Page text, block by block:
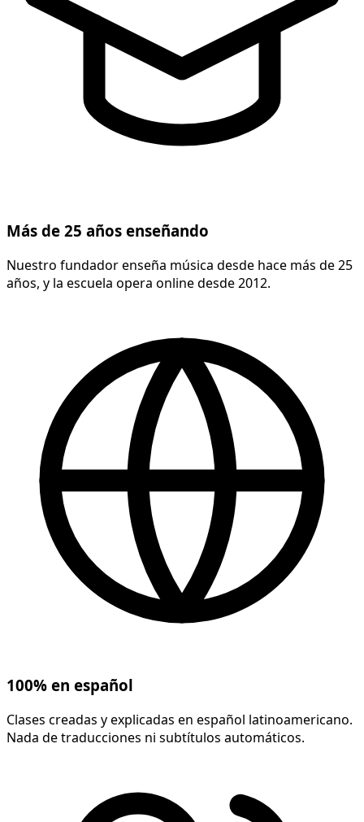
Más de 25 años enseñando
Nuestro fundador enseña música desde hace más de 25
años, y la escuela opera online desde 2012.
100% en español
Clases creadas y explicadas en español latinoamericano.
Nada de traducciones ni subtítulos automáticos.